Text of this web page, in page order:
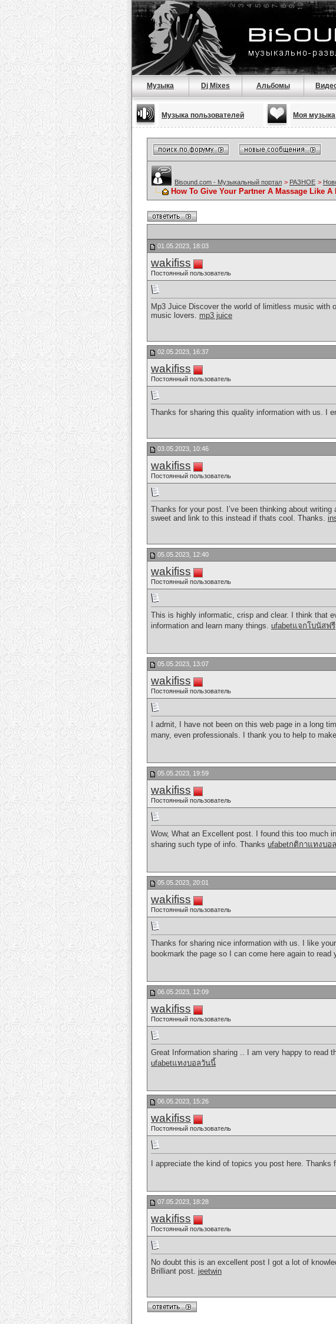
Музыка Dj Mixes Альбомы
Музыка пользователей Моя музыка
Bisound.com - Музыкальный портал > РАЗНОЕ >
How To Give Your Partner A Massage Like A
01.05.2023, 18:03
wakifiss
Постоянный пользователь
Mp3 Juice Discover the world of limitless music with
music lovers. mp3 juice
02.05.2023, 16:37
wakifiss
Постоянный пользователь
Thanks for sharing this quality information with us. I
03.05.2023, 10:46
wakifiss
Постоянный пользователь
Thanks for your post. I’ve been thinking about
sweet and link to this instead if thats cool. Thanks.
05.05.2023, 12:40
wakifiss
Постоянный пользователь
This is highly informatic, crisp and clear. I think that
information and learn many things. ufabetแจกโบนัสฟรี
05.05.2023, 13:07
wakifiss
Постоянный пользователь
I admit, I have not been on this web page in a long
many, even professionals. I thank you to help to
05.05.2023, 19:59
wakifiss
Постоянный пользователь
Wow, What an Excellent post. I found this too much
sharing such type of info. Thanks ufabetกติกาแทงบอล
05.05.2023, 20:01
wakifiss
Постоянный пользователь
Thanks for sharing nice information with us. I like
bookmark the page so I can come here again to
06.05.2023, 12:09
wakifiss
Постоянный пользователь
Great Information sharing .. I am very happy to read
ufabetแทงบอลวันนี้
06.05.2023, 15:26
wakifiss
Постоянный пользователь
I appreciate the kind of topics you post here.
07.05.2023, 18:28
wakifiss
Постоянный пользователь
No doubt this is an excellent post I got a lot of
Brilliant post. jeetwin